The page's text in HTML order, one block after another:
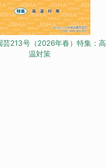
芸213号（2026年春）特集：高
温対策